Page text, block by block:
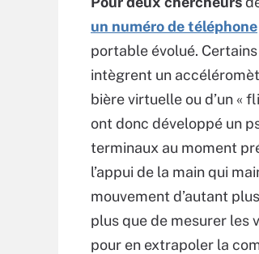
un numéro de téléphone
portable évolué.
intègrent un
bière virtuelle ou d’un «
ont donc développé un
terminaux au moment
l’appui de la main qui
mouvement d’autant
plus que de mesurer les
pour en extrapoler la